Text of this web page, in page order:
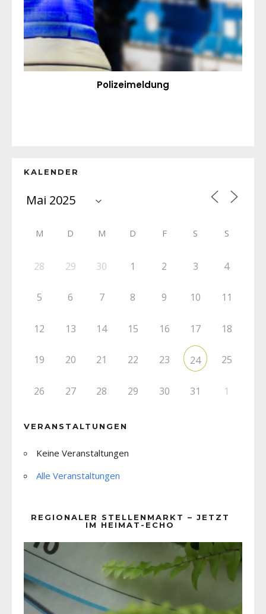
Polizeimeldung
KALENDER
M D M D F S S
28 29 30 1 2 3 4
5 6 7 8 9 10 11
12 13 14 15 16 17 18
19 20 21 22 23 24 25
26 27 28 29 30 31 1
VERANSTALTUNGEN
Keine Veranstaltungen
Alle Veranstaltungen
REGIONALER STELLENMARKT – JETZT
IM HEIMAT-ECHO
Player